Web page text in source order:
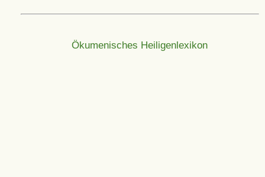
Ökumenisches Heiligenlexikon